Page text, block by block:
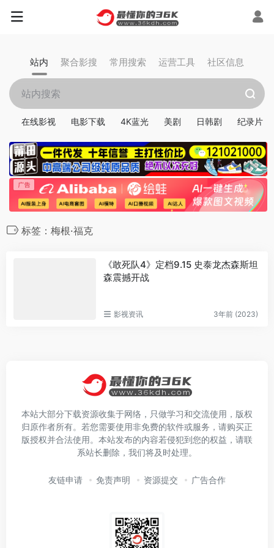
站内 聚合影搜 常用搜索 运营工具 社区信息
在线影视 电影下载 4K蓝光 美剧 日韩剧 纪录片
标签：梅根·福克
《敢死队4》定档9.15 史泰龙杰森斯坦
森震撼开战
影视资讯 3年前 (2023)
本站大部分下载资源收集于网络，只做学习和交流使用，版权
归原作者所有。若您需要使用非免费的软件或服务，请购买正
版授权并合法使用。本站发布的内容若侵犯到您的权益，请联
系站长删除，我们将及时处理。
友链申请 免责声明 资源提交 广告合作